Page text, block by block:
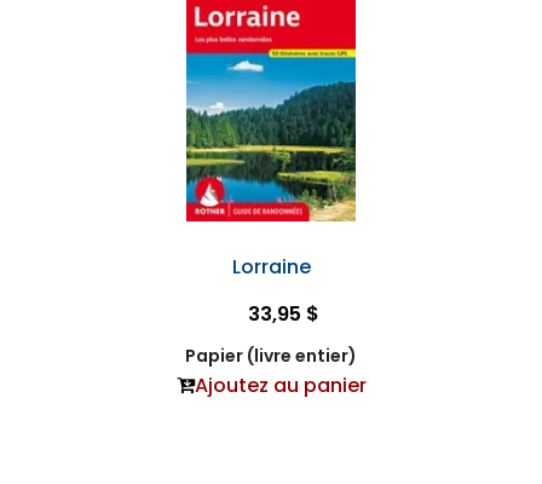
Lorraine
33,95 $
Papier (livre entier)
Ajoutez au panier